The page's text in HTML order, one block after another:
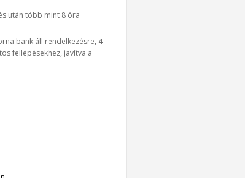
után több mint 8 óra
bank áll rendelkezésre, 4
fellépésekhez, javítva a